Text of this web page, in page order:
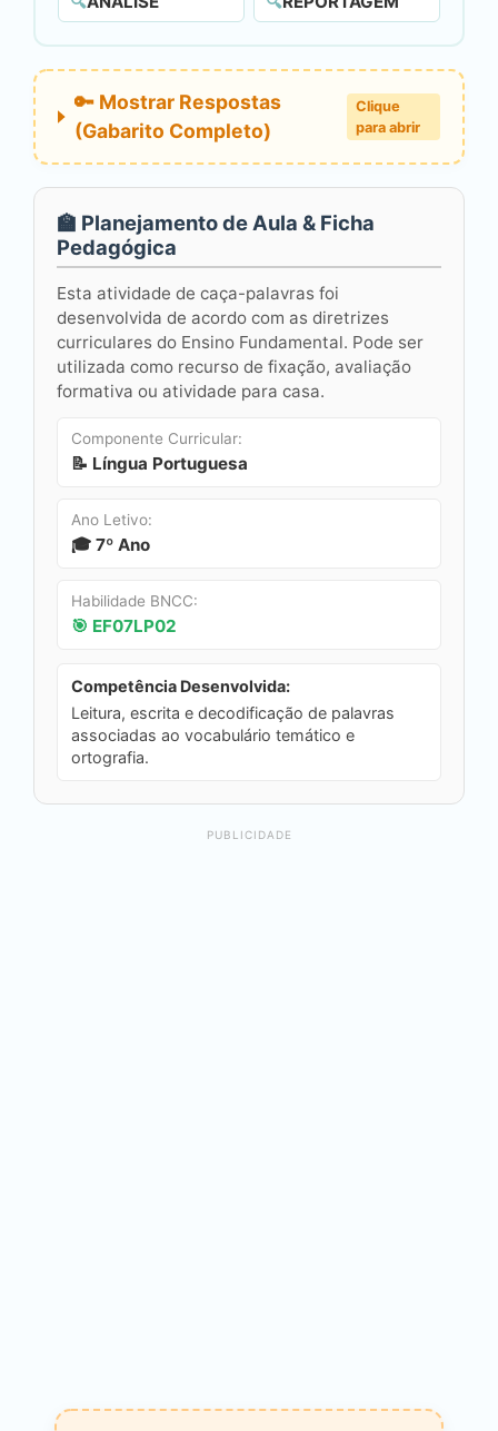
🔑 Mostrar Respostas
(Gabarito Completo)
Clique
para abrir
🏫 Planejamento de Aula & Ficha
Pedagógica
Esta atividade de caça-palavras foi
desenvolvida de acordo com as diretrizes
curriculares do Ensino Fundamental. Pode ser
utilizada como recurso de fixação, avaliação
formativa ou atividade para casa.
Componente Curricular:
📝 Língua Portuguesa
Ano Letivo:
🎓 7º Ano
Habilidade BNCC:
🎯 EF07LP02
Competência Desenvolvida:
Leitura, escrita e decodificação de palavras
associadas ao vocabulário temático e
ortografia.
PUBLICIDADE